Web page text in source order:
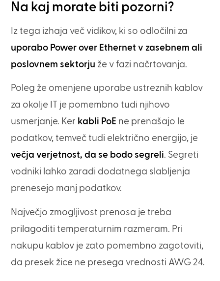
Na kaj morate biti pozorni?
Iz tega izhaja več vidikov, ki so odločilni za
uporabo Power over Ethernet v zasebnem ali
poslovnem sektorju že v fazi načrtovanja.
Poleg že omenjene uporabe ustreznih kablov
za okolje IT je pomembno tudi njihovo
usmerjanje. Ker kabli PoE ne prenašajo le
podatkov, temveč tudi električno energijo, je
večja verjetnost, da se bodo segreli. Segreti
vodniki lahko zaradi dodatnega slabljenja
prenesejo manj podatkov.
Največjo zmogljivost prenosa je treba
prilagoditi temperaturnim razmeram. Pri
nakupu kablov je zato pomembno zagotoviti,
da presek žice ne presega vrednosti AWG 24.